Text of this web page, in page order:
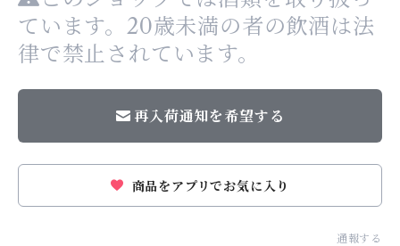
ています。20歳未満の者の飲酒は法
律で禁止されています。
再入荷通知を希望する
商品をアプリでお気に入り
通報する